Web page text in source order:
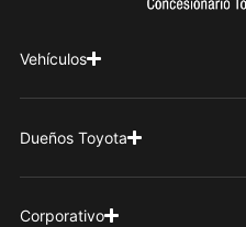
Vehículos
Dueños Toyota
Corporativo